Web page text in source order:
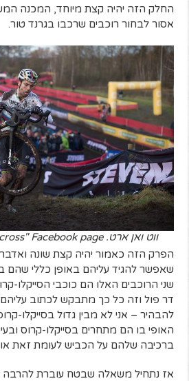
החלק הזה יהיה קצת מיוחד, המכנה
אסור לבחור רוכבים שרכבו בגרנד טור.
ווט ואן ארט. Credit to "UCI Cyclo-cross" Facebook page.
הפרק הזה כאמור יהיה קצת שונה ואדבר
שאפשר להגיד עליהם באופן כללי שהם
שני הרוכבים האלו הם כוכבי הסייקלו-
דר פול וזה כל כך מתבקש לכתוב
להבהיר – אני לא מבין גדול בסייקלו-
האופי בו הם מתחרים בסייקלו-קרוס
ברכיבה שלהם על הכביש לעומת זאת
אז נתחיל משאלה שבטח עוברת